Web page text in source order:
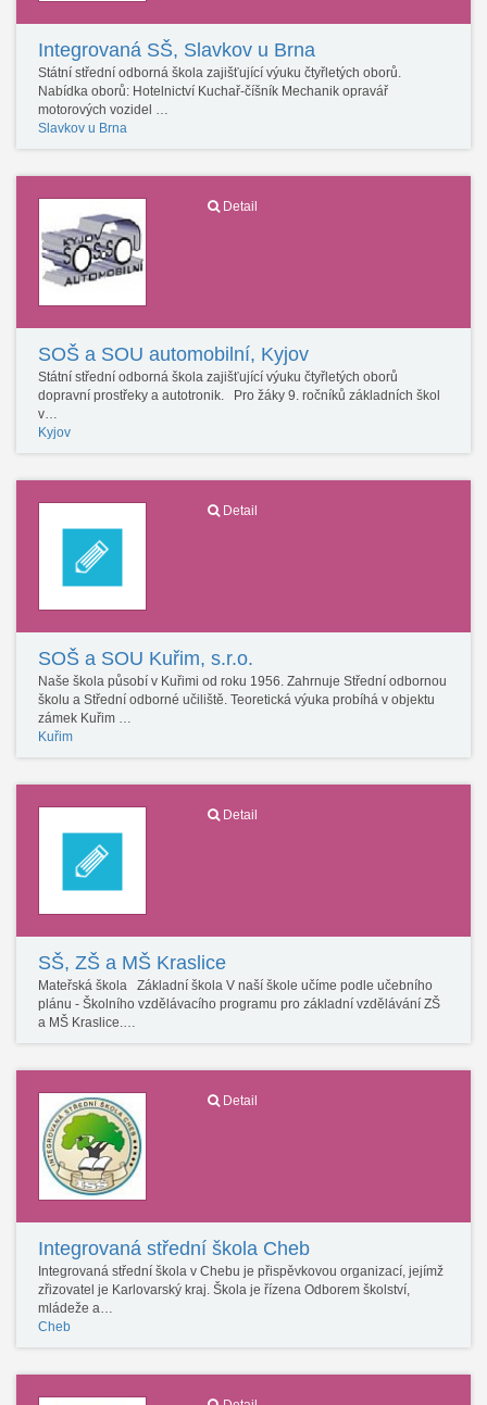
Integrovaná SŠ, Slavkov u Brna
Státní střední odborná škola zajišťující výuku čtyřletých oborů.
Nabídka oborů: Hotelnictví Kuchař-číšník Mechanik opravář
motorových vozidel …
Slavkov u Brna
Detail
SOŠ a SOU automobilní, Kyjov
Státní střední odborná škola zajišťující výuku čtyřletých oborů
dopravní prostřeky a autotronik. Pro žáky 9. ročníků základních škol
v…
Kyjov
Detail
SOŠ a SOU Kuřim, s.r.o.
Naše škola působí v Kuřimi od roku 1956. Zahrnuje Střední odbornou
školu a Střední odborné učiliště. Teoretická výuka probíhá v objektu
zámek Kuřim …
Kuřim
Detail
SŠ, ZŠ a MŠ Kraslice
Mateřská škola Základní škola V naší škole učíme podle učebního
plánu - Školního vzdělávacího programu pro základní vzdělávání ZŠ
a MŠ Kraslice.…
Detail
Integrovaná střední škola Cheb
Integrovaná střední škola v Chebu je přispěvkovou organizací, jejímž
zřizovatel je Karlovarský kraj. Škola je řízena Odborem školství,
mládeže a…
Cheb